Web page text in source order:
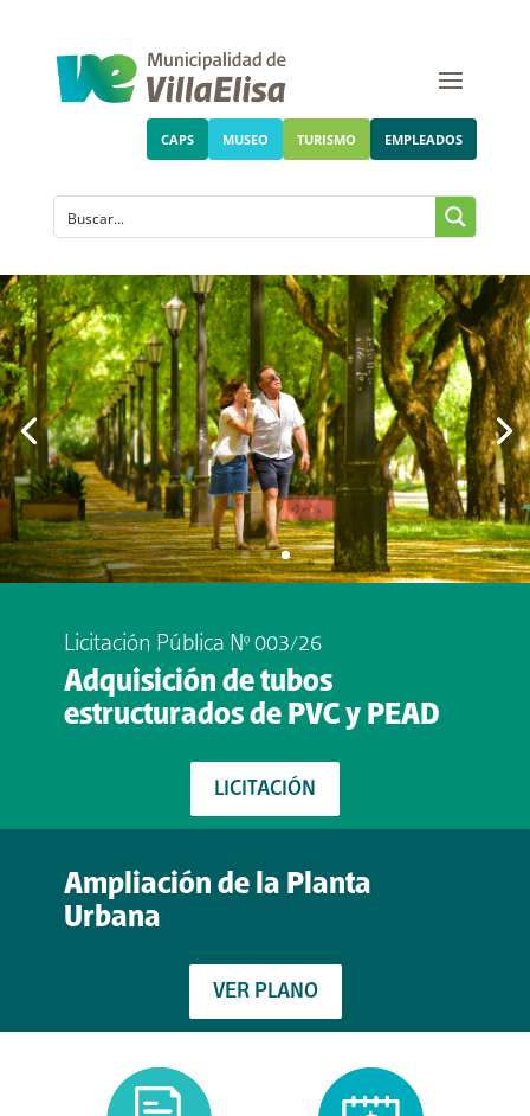
CAPS MUSEO TURISMO EMPLEADOS
El tiempo propio es calidad de
vida.
Somos elisenses.
Licitación Pública N° 003/26
Adquisición de tubos
estructurados de PVC y PEAD
LICITACIÓN
Ampliación de la Planta
Urbana
VER PLANO